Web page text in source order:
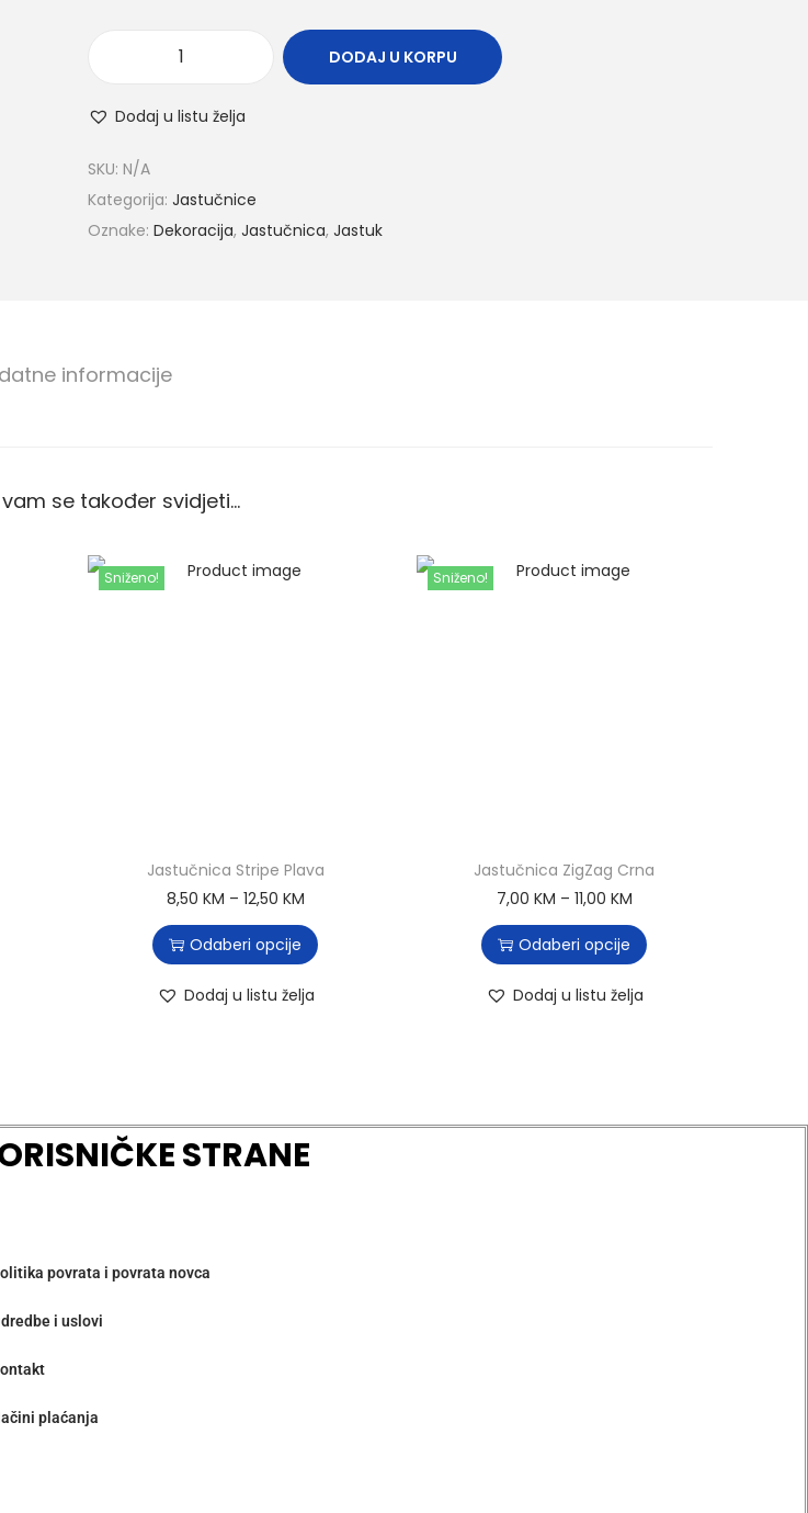
DODAJ U KORPU
Dodaj u listu želja
SKU: N/A
Kategorija: Jastučnice
Oznake: Dekoracija, Jastučnica, Jastuk
informacije
se također svidjeti…
Sniženo!
Jastučnica Stripe Plava
8,50 KM – 12,50 KM
Odaberi opcije
Dodaj u listu želja
Sniženo!
Jastučnica ZigZag Crna
7,00 KM – 11,00 KM
Odaberi opcije
Dodaj u listu želja
STRANE
povrata i povrata novca
i uslovi
plaćanja